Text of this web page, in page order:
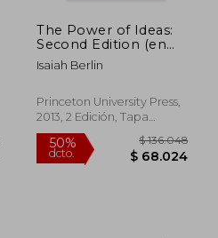
The Power of Ideas:
Second Edition (en
Inglés)
Isaiah Berlin
Princeton University Press,
2013, 2 Edición, Tapa
Blanda, Nuevo